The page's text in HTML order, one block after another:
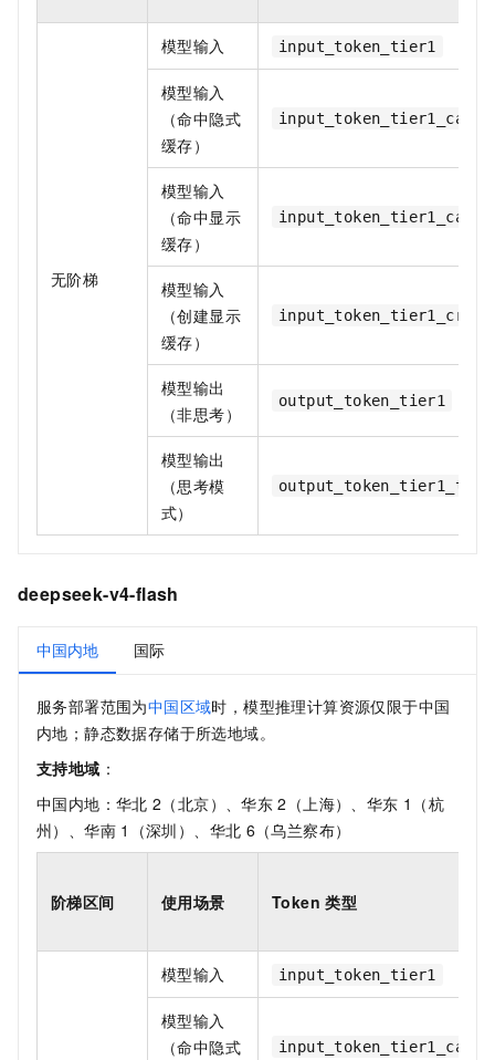
无阶梯
模型输入 input_token_tier1
模型输入
（命中隐式
缓存）
模型输入
（命中显示
缓存）
模型输入
（创建显示
缓存）
模型输出
（非思考）
output_token_tier1
模型输出
（思考模
式）
deepseek-v4-flash
中国内地 国际
服务部署范围为中国区域时，模型推理计算资源仅限于中国
内地；静态数据存储于所选地域。
支持地域 ：
中国内地：华北 2（北京）、华东 2（上海）、华东 1（杭
州）、华南 1（深圳）、华北 6（乌兰察布）
阶梯区间 使用场景 Token 类型
模型输入 input_token_tier1
模型输入
（命中隐式